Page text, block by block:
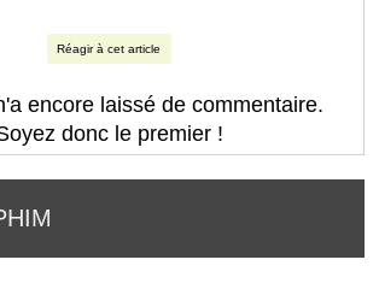
Réagir à cet article
encore laissé de commentaire.
donc le premier !